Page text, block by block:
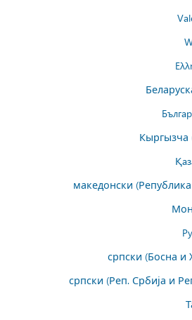
Кыргызча
македонски
српски (Босна и
српски (Реп. Србија и